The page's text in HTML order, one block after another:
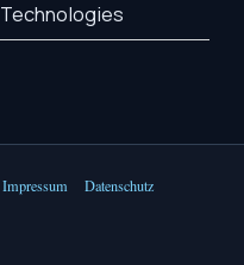
Technologies
Impressum Datenschutz